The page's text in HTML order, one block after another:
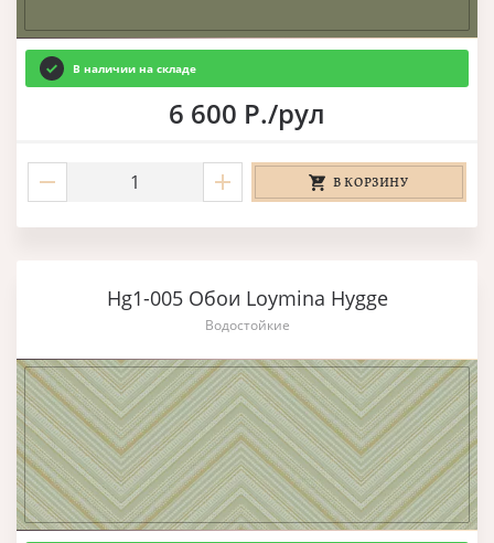
В наличии на складе
6 600 Р./рул
В КОРЗИНУ
Hg1-005 Обои Loymina Hygge
Водостойкие